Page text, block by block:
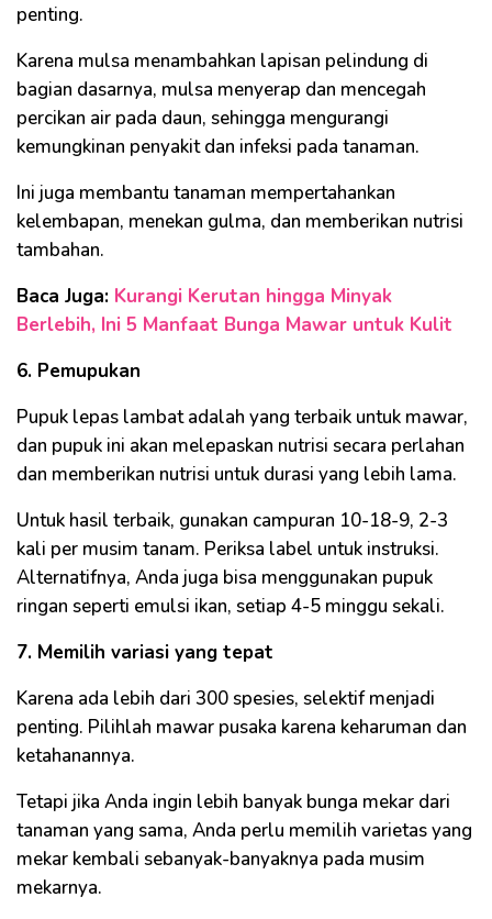
penting.
Karena mulsa menambahkan lapisan pelindung di
bagian dasarnya, mulsa menyerap dan mencegah
percikan air pada daun, sehingga mengurangi
kemungkinan penyakit dan infeksi pada tanaman.
Ini juga membantu tanaman mempertahankan
kelembapan, menekan gulma, dan memberikan nutrisi
tambahan.
Baca Juga: Kurangi Kerutan hingga Minyak
Berlebih, Ini 5 Manfaat Bunga Mawar untuk Kulit
6. Pemupukan
Pupuk lepas lambat adalah yang terbaik untuk mawar,
dan pupuk ini akan melepaskan nutrisi secara perlahan
dan memberikan nutrisi untuk durasi yang lebih lama.
Untuk hasil terbaik, gunakan campuran 10-18-9, 2-3
kali per musim tanam. Periksa label untuk instruksi.
Alternatifnya, Anda juga bisa menggunakan pupuk
ringan seperti emulsi ikan, setiap 4-5 minggu sekali.
7. Memilih variasi yang tepat
Karena ada lebih dari 300 spesies, selektif menjadi
penting. Pilihlah mawar pusaka karena keharuman dan
ketahanannya.
Tetapi jika Anda ingin lebih banyak bunga mekar dari
tanaman yang sama, Anda perlu memilih varietas yang
mekar kembali sebanyak-banyaknya pada musim
mekarnya.